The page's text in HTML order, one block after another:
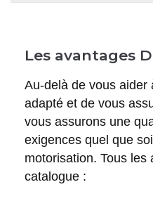
Les avantages
Au-delà de vous aider
adapté et de vous
vous assurons une
exigences quel que
motorisation. Tous les
catalogue :